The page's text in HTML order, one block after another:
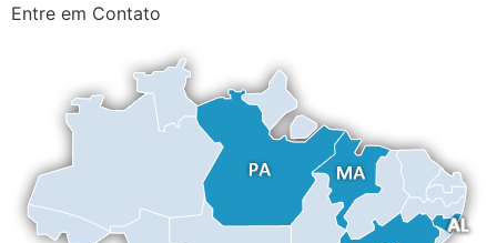
Entre em Contato